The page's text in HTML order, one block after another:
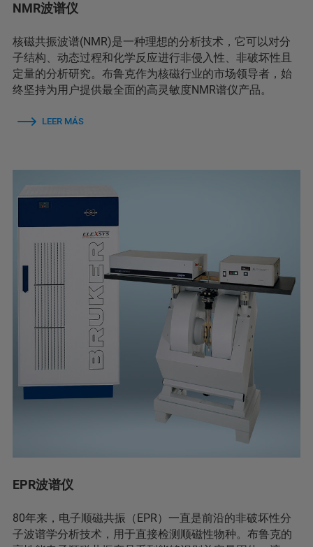
NMR波谱仪
核磁共振波谱(NMR)是一种理想的分析技术，它可以对分
子结构、动态过程和化学反应进行非侵入性、非破坏性且
定量的分析研究。布鲁克作为核磁行业的市场领导者，始
终坚持为用户提供最全面的高灵敏度NMR谱仪产品。
LEER MÁS
EPR波谱仪
80年来，电子顺磁共振（EPR）一直是前沿的非破坏性分
子波谱学分析技术，用于直接检测顺磁性物种。布鲁克的